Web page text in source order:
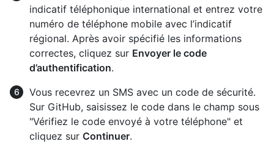
indicatif téléphonique international et entrez votre
numéro de téléphone mobile avec l’indicatif
régional. Après avoir spécifié les informations
correctes, cliquez sur Envoyer le code
d’authentification.
Vous recevrez un SMS avec un code de sécurité.
Sur GitHub, saisissez le code dans le champ sous
"Vérifiez le code envoyé à votre téléphone" et
cliquez sur Continuer.